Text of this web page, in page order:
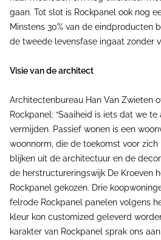
gaan. Tot slot is Rockpanel ook nog
Minstens 30% van de eindproducten
de tweede levensfase ingaat zonder
Visie van de architect
Architectenbureau Han Van Zwieten
Rockpanel: “Saaiheid is iets dat we
vermijden. Passief wonen is een
woonnorm, die de toekomst voor
blijken uit de architectuur en de
de herstructureringswijk De Kroeven
Rockpanel gekozen. Drie
felrode Rockpanel panelen volgens
kleur kon customized geleverd
karakter van Rockpanel sprak ons